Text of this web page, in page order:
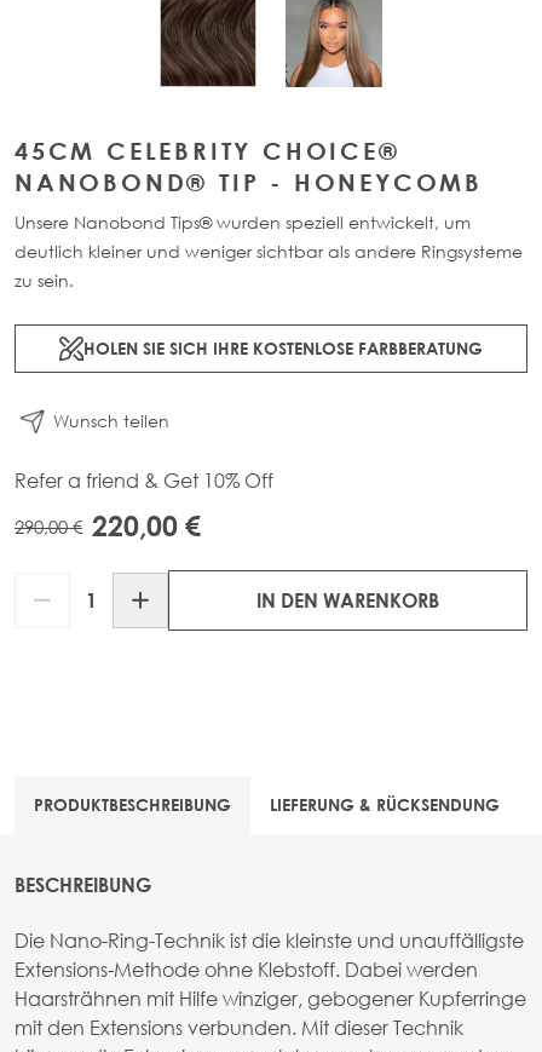
45CM CELEBRITY CHOICE®
NANOBOND® TIP - HONEYCOMB
Unsere Nanobond Tips® wurden speziell entwickelt, um
deutlich kleiner und weniger sichtbar als andere Ringsysteme
zu sein.
HOLEN SIE SICH IHRE KOSTENLOSE FARBBERATUNG
Wunsch teilen
Refer a friend & Get 10% Off
290,00 € 220,00 €
IN DEN WARENKORB
PRODUKTBESCHREIBUNG LIEFERUNG & RÜCKSENDUNG
BESCHREIBUNG
Die Nano-Ring-Technik ist die kleinste und unauffälligste
Extensions-Methode ohne Klebstoff. Dabei werden
Haarsträhnen mit Hilfe winziger, gebogener Kupferringe
mit den Extensions verbunden. Mit dieser Technik